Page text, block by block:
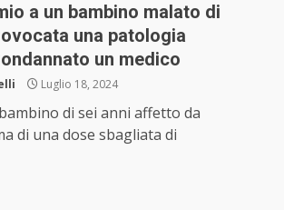
a un bambino malato di
una patologia
un medico
Luglio 18, 2024
di sei anni affetto da
di una dose sbagliata di